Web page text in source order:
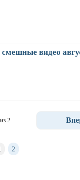
видео
2
2